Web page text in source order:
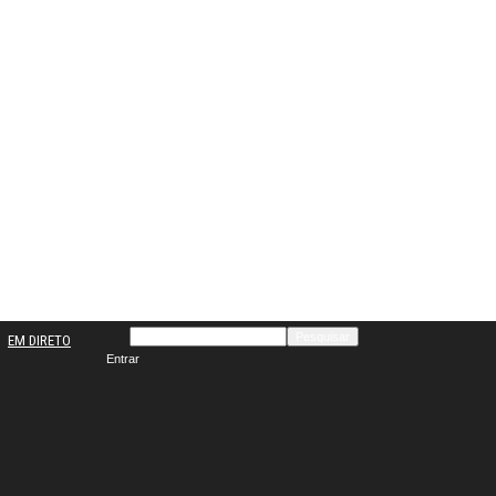
EM DIRETO
Entrar